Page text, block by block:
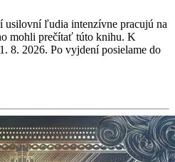
usilovní ľudia intenzívne pracujú na
mohli prečítať túto knihu. K
8. 2026. Po vyjdení posielame do